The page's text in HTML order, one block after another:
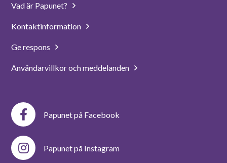
Vad är Papunet?
Kontaktinformation
Ge respons
Användarvillkor och meddelanden
Papunet på Facebook
Papunet på Instagram